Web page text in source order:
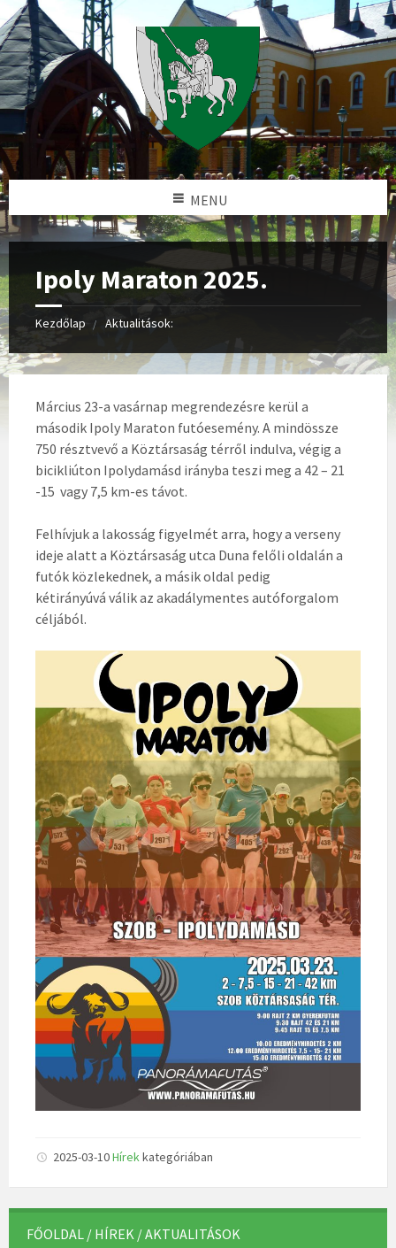
MENU
Ipoly Maraton 2025.
Kezdőlap Aktualitások:
Március 23-a vasárnap megrendezésre kerül a
második Ipoly Maraton futóesemény. A mindössze
750 résztvevő a Köztársaság térről indulva, végig a
bicikliúton Ipolydamásd irányba teszi meg a 42 – 21
-15 vagy 7,5 km-es távot.
Felhívjuk a lakosság figyelmét arra, hogy a verseny
ideje alatt a Köztársaság utca Duna felőli oldalán a
futók közlekednek, a másik oldal pedig
kétirányúvá válik az akadálymentes autóforgalom
céljából.
2025-03-10Hírekkategóriában
FŐOLDAL / HÍREK / AKTUALITÁSOK